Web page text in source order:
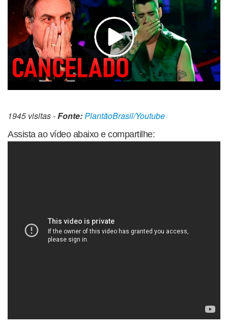
1945 visitas -Fonte:PlantãoBrasil/Youtube
Assista ao vídeo abaixo e compartilhe: